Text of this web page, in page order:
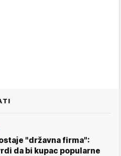
"državna firma":
da bi kupac popularne